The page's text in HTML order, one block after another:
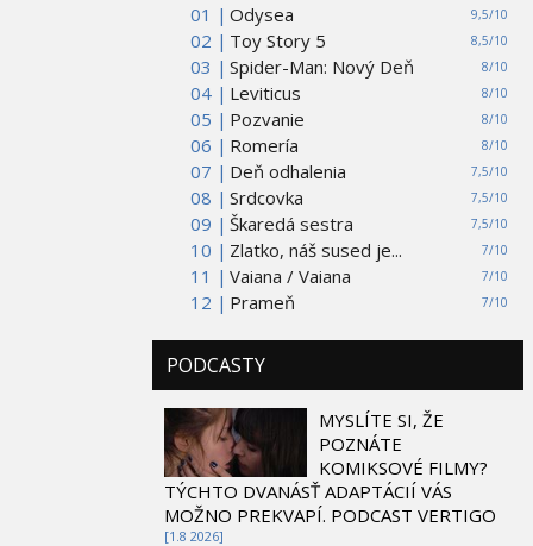
01 | 9,5/10
Odysea
02 |
8,5/10
Toy Story 5
03 |
8/10
Spider-Man: Nový Deň
04 |
8/10
Leviticus
05 |
8/10
Pozvanie
06 |
8/10
Romería
07 |
7,5/10
Deň odhalenia
08 |
7,5/10
Srdcovka
09 |
7,5/10
Škaredá sestra
10 |
7/10
Zlatko, náš sused je...
11 |
7/10
Vaiana / Vaiana
12 |
7/10
Prameň
PODCASTY
MYSLÍTE SI, ŽE
POZNÁTE
KOMIKSOVÉ FILMY?
TÝCHTO DVANÁSŤ ADAPTÁCIÍ VÁS
MOŽNO PREKVAPÍ. PODCAST VERTIGO
[1.8 2026]